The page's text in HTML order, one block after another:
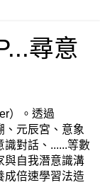
尋意
）。透過
、元辰宮、意象
對話、......等數
與自我潛意識溝
成倍速學習法造